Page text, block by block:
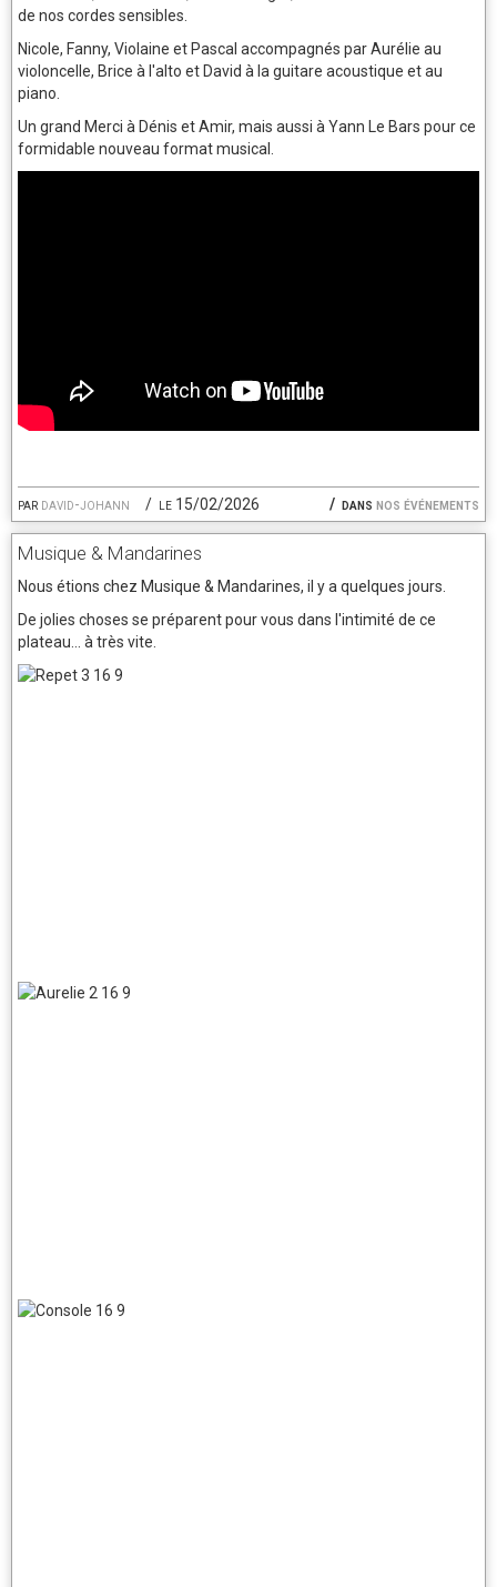
par david-johann le 15/02/2026 dans nos événements
de nos cordes sensibles.
Nicole, Fanny, Violaine et Pascal accompagnés par Aurélie au
violoncelle, Brice à l'alto et David à la guitare acoustique et au
piano.
Un grand Merci à Dénis et Amir, mais aussi à Yann Le Bars pour ce
formidable nouveau format musical.
Musique & Mandarines
Nous étions chez Musique & Mandarines, il y a quelques jours.
De jolies choses se préparent pour vous dans l'intimité de ce
plateau... à très vite.